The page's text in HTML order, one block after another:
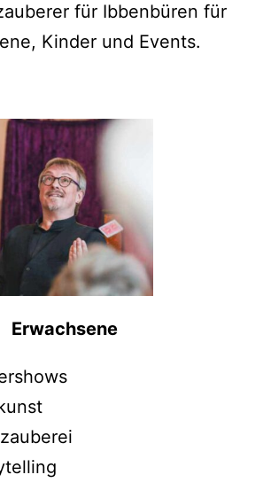
für Ibbenbüren für
Kinder und Events.
Erwachsene